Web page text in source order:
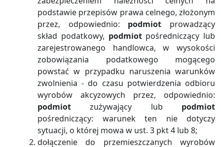
podstawie przepisów prawa celnego, złożonym
przez, odpowiednio: podmiot prowadzący
skład podatkowy, podmiotpośredniczący lub
zarejestrowanego handlowca, w wysokości
zobowiązania podatkowego mogącego
powstać w przypadku naruszenia warunków
zwolnienia - do czasu potwierdzenia odbioru
wyrobów akcyzowych przez, odpowiednio:
podmiot zużywający lub podmiot
pośredniczący: warunek ten nie dotyczy
sytuacji, o której mowa w ust. 3 pkt 4 lub 8;
dołączenie do przemieszczanych wyrobów